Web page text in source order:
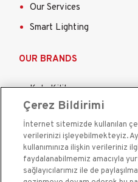
Our Services
Smart Lighting
OUR BRANDS
Kale Kilit
Kale Steel Door
Kale Steel Safe
Kale Door And Window
Kale Sigorta
Çerez Bildirimi
İnternet sitemizde kullanılan
verilerinizi işleyebilmekteyiz.
kullanımınıza ilişkin verileriniz
faydalanabilmemiz amacıyla
sağlayıcılarımız ile de